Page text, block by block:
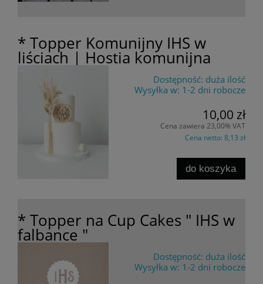
* Topper Komunijny IHS w
liściach | Hostia komunijna
Dostępność: duża ilość
Wysyłka w: 1-2 dni robocze
10,00 zł
Cena zawiera 23,00% VAT
Cena netto: 8,13 zł
do koszyka
* Topper na Cup Cakes " IHS w
falbance "
Dostępność: duża ilość
Wysyłka w: 1-2 dni robocze